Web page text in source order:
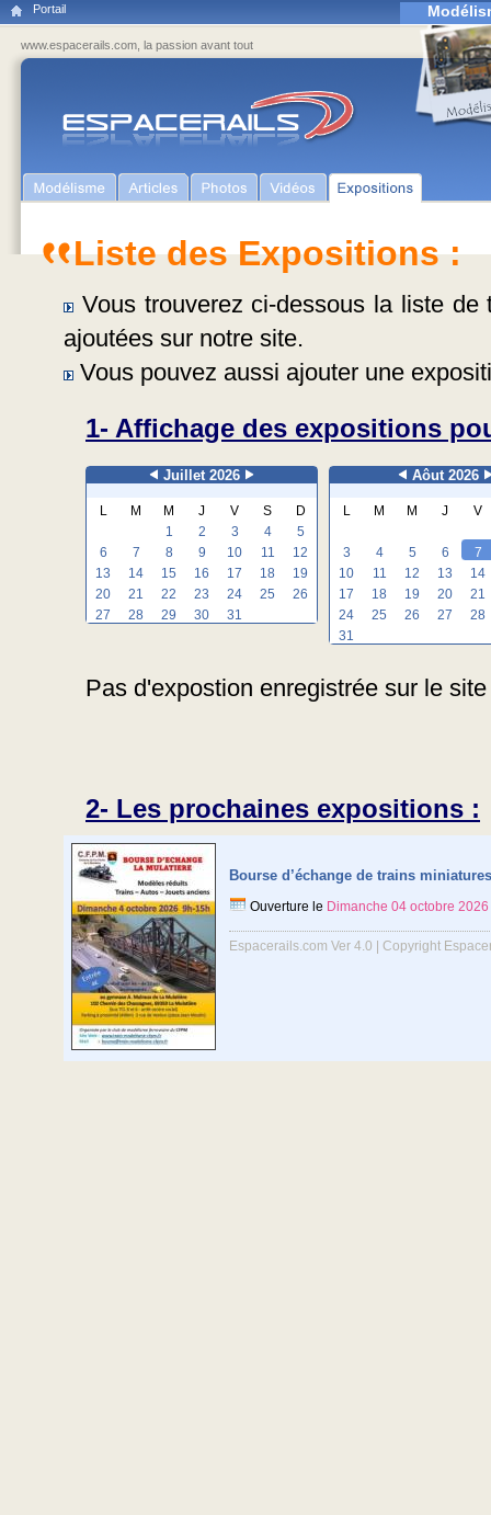
Portail
www.espacerails.com, la passion avant tout
Liste des Expositions :
Vous trouverez ci-dessous la liste
ajoutées sur notre site.
Vous pouvez aussi ajouter une
1- Affichage des expositions
Juillet 2026
L M M J V S
D
1
2 3 4
5
6
7 8 9 10 11
12
13
14 15 16 17 18
19
20
21 22 23 24 25
26
27
28 29 30 31
Aôut 2026
L M M J V
3 4 5 6
7
10
11 12 13
14
17
18 19 20
21
24
25 26 27
28
31
Pas d'expostion enregistrée sur le
2- Les prochaines expositions :
Bourse d’échange de trains
Ouverture le Dimanche 04 octobre 2026
Espacerails.com Ver 4.0 | Copyright